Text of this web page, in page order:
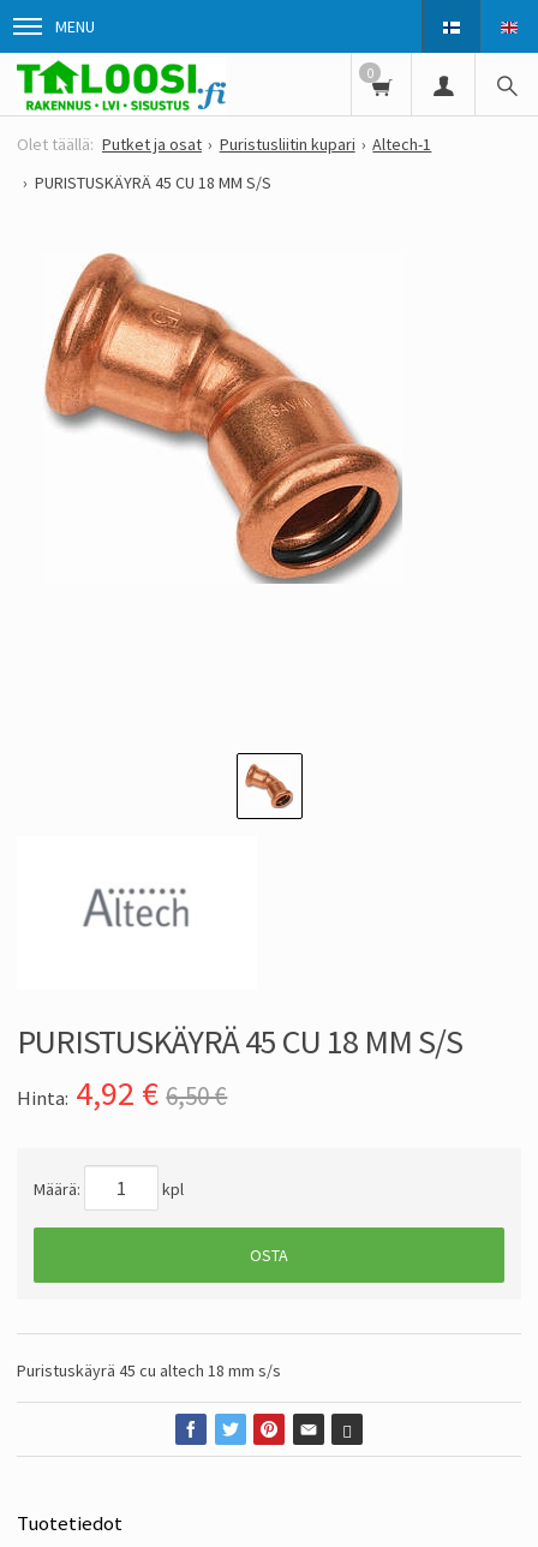
MENU
0
Putket ja osat Puristusliitin kupari
Altech-1
PURISTUSKÄYRÄ 45 CU 18 MM S/S
PURISTUSKÄYRÄ 45 CU 18 MM S/S
Hinta: 4,92 € 6,50 €
Määrä: kpl
OSTA
Puristuskäyrä 45 cu altech 18 mm s/s
Tuotetiedot